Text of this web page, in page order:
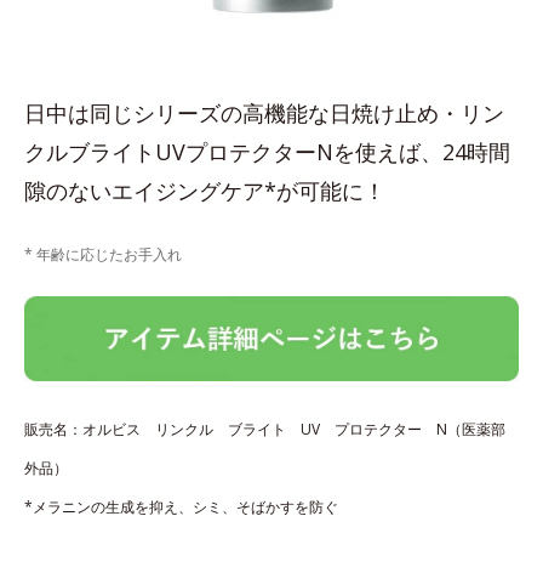
日中は同じシリーズの高機能な日焼け止め・リン
クルブライトUVプロテクターNを使えば、24時間
隙のないエイジングケア*が可能に！
* 年齢に応じたお手入れ
販売名：オルビス リンクル ブライト UV プロテクター N（医薬部
外品）
*メラニンの生成を抑え、シミ、そばかすを防ぐ